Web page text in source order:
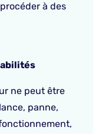
à des
ne peut être
panne,